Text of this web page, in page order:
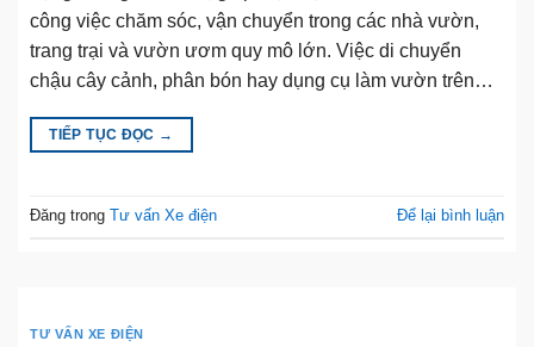
công việc chăm sóc, vận chuyển trong các nhà vườn,
trang trại và vườn ươm quy mô lớn. Việc di chuyển
chậu cây cảnh, phân bón hay dụng cụ làm vườn trên…
TIẾP TỤC ĐỌC →
Đăng trong Tư vấn Xe điện Để lại bình luận
TƯ VẤN XE ĐIỆN